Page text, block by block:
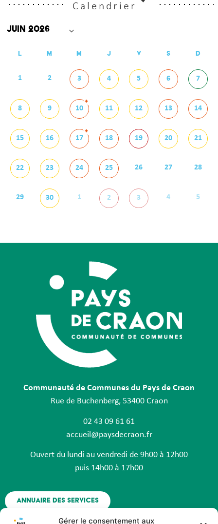
Gérer le consentement aux
Calendrier
L M M J V S D
1 2 3 4 5 6 7
8 9 10
+
11 12 13 14
15 16 17
+
18 19 20 21
22 23 24 25 26 27 28
29 30 1 2 3 4 5
Communauté de Communes du Pays de Craon
Rue de Buchenberg, 53400 Craon
02 43 09 61 61
accueil@paysdecraon.fr
Ouvert du lundi au vendredi de 9h00 à 12h00
puis 14h00 à 17h00
Annuaire des services